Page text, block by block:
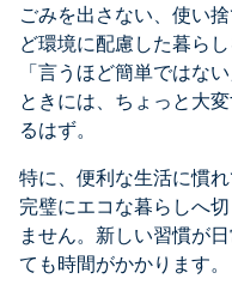
ごみを出さない、使い
ど環境に配慮した暮ら
「言うほど簡単ではな
ときには、ちょっと大
るはず。
特に、便利な生活に慣
完璧にエコな暮らしへ
ません。新しい習慣が
ても時間がかかります。